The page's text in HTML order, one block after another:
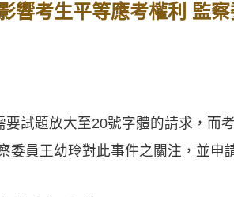
響考生平等應考權利 監
試題放大至20號字體的請求，而
委員王幼玲對此事件之關注，並申